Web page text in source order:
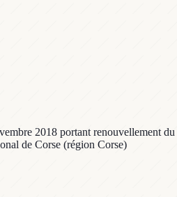
2018 portant renouvellement du
de Corse (région Corse)